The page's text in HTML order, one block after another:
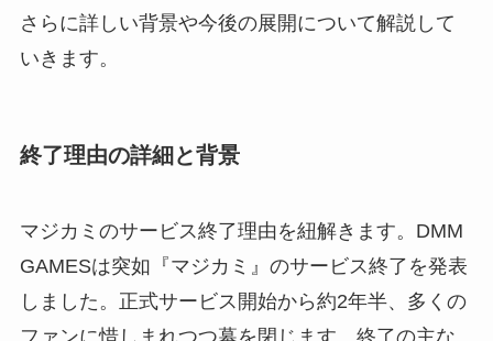
さらに詳しい背景や今後の展開について解説して
いきます。
終了理由の詳細と背景
マジカミのサービス終了理由を紐解きます。DMM
GAMESは突如『マジカミ』のサービス終了を発表
しました。正式サービス開始から約2年半、多くの